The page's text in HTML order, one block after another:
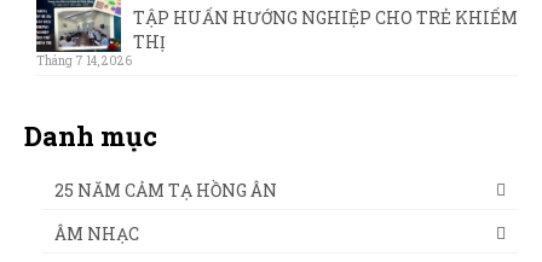
TẬP HUẤN HƯỚNG NGHIỆP CHO TRẺ KHIẾM
THỊ
Tháng 7 14, 2026
Danh mục
25 NĂM CẢM TẠ HỒNG ÂN
ÂM NHẠC